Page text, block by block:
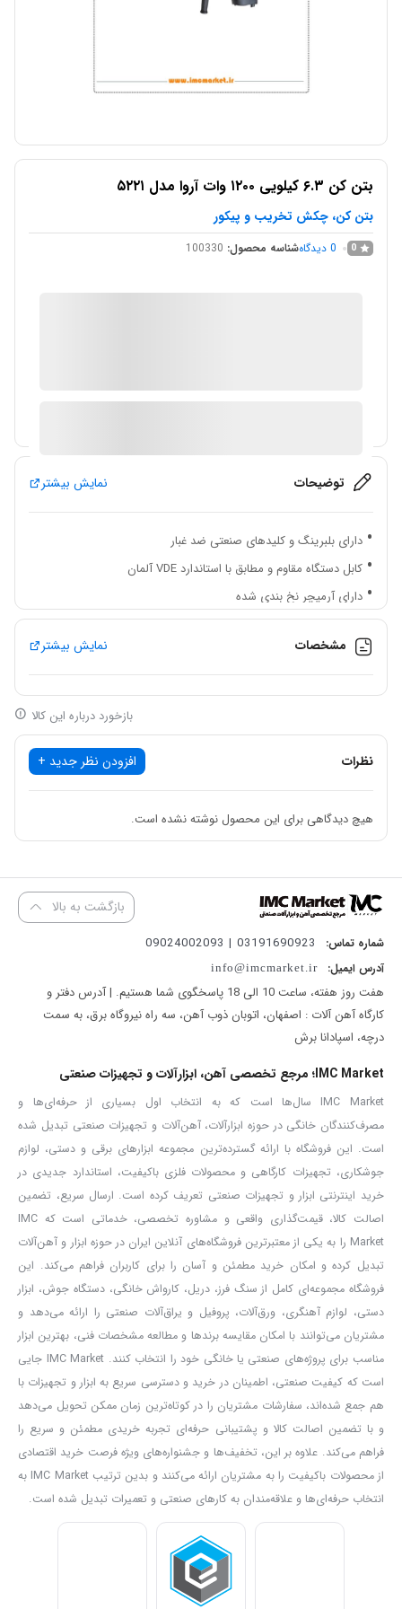
بتن کن ۶.۳ کیلویی ۱۲۰۰ وات آروا مدل ۵۲۲۱
بتن کن، چکش تخریب و پیکور
0
0 دیدگاهشناسه محصول: 100330
توضیحات نمایش بیشتر
دارای بلبرینگ و کلیدهای صنعتی ضد غبار
کابل دستگاه مقاوم و مطابق با استاندارد VDE آلمان
دارای آرمیچر نخ بندی شده
دارای دنده های سخت کاری شده
سیم پیچی استاندارد با محافظ در برابر دمای بالا
بالا بودن مقاومت اجزا داخلی و استفاده از بهترین آلیاژها
دارای کلید تنظیم سرعت چرخش
دارای دسته نرم و ارگونومیک
سیستم ضد لرزش کارآمد
دارای بدنه مقاوم و مستحکم
دارای نشانگر اتمام ذغال
دارای نشانگر وصل بودن برق ورودی
بتن کن از جمله ابزارهایی است که به وسیله آن می توان کار تخریب و
ساختمانی استفاده کرد.دریل بتن کن آروا مدل ۵۲۲۱
از دسته محصولات
برقی است که وزن ۶.۳ کیلوگرم دارد. قدرت این دستگاه ۱۲۰۰ وات و قدرت
ابزار می توان در کارهای صنعتی استفاده کرد.
در ساخت قطعاتبتن کن آروا مدل ۵۲۲۱
از بهترین متریال ها استفاده
شده است. دنده های سخت کاری شده و کابل مقاوم با استاندارد VDE
آلمان مزیت مهمی است که در ساخت این مدل ازدریل بتن کنبه
کارگرفته شده است. قطعات مقاوم علاوه بر اینکه کیفیت کار را بالا می برند
باعث می شوند تا اجزای دستگاه در مدت زمان کم دچار فرسودگی نشود و
بتوان به صورت بلند مدت از آن استفاده کرد.
از دیگر مزیت های اینابزارسیم پیچی آرمیچر نخ بندی شده است. نخ
بندی کردن آرمیچر موجب می شود تا آرمیچر در برابر آسیب ها مقاوم
بماند. هر چقدر که آرمیچر در برابر این آسیب ها مقاوم تر باشد در کارایی و
بالا رفتن عمر دستگاه موثرتر است.
هنگام کار با بتن کن ها گرد و غبار و ذرات ریز به وجود می آیند و ممکن
است وارد دستگاه بشوند. استفاده از بلبرینگ ها و کلید های ضد غبار
موجب می شود؛ گرد و غبار و ذرات ریز معلق در هوا وقتی وارد دستگاه می
شوند به بلبرینگ و کلید ها آسیبی وارد نکنند. سیستم قلم گیر دربتن کن
مدل ۵۲۲۱
، پنج شیار (SDS MAX) است که به خاطر وزن بالای این ابزار از
سیستم پنج شیار استفاده شده است.
ابزار هایی که لرزش دارند کیفیت و دقت کار را پایین می آورند. سیستم
بتن کن ۶.۳ کیلویی آروا ۵۲۲۱
مشخصات نمایش بیشتر
بازخورد درباره این کالا
نظرات افزودن نظر جدید +
هیچ دیدگاهی برای این محصول نوشته نشده است.
بازگشت به بالا
شماره تماس: 03191690923 | 09024002093
آدرس ایمیل: info@imcmarket.ir
هفت روز هفته، ساعت 10 الی 18 پاسخگوی شما هستیم. | آدرس دفتر و
کارگاه آهن آلات : اصفهان، اتوبان ذوب آهن، سه راه نیروگاه برق، به سمت
درچه، اسپادانا برش
IMC Market؛ مرجع تخصصی آهن، ابزارآلات و تجهیزات صنعتی
IMC Market سال‌ها است که به انتخاب اول بسیاری از حرفه‌ای‌ها و
مصرف‌کنندگان خانگی در حوزه ابزارآلات، آهن‌آلات و تجهیزات صنعتی تبدیل شده
است. این فروشگاه با ارائه گسترده‌ترین مجموعه ابزارهای برقی و دستی، لوازم
جوشکاری، تجهیزات کارگاهی و محصولات فلزی باکیفیت، استاندارد جدیدی در
خرید اینترنتی ابزار و تجهیزات صنعتی تعریف کرده است. ارسال سریع، تضمین
اصالت کالا، قیمت‌گذاری واقعی و مشاوره تخصصی، خدماتی است که IMC
Market را به یکی از معتبرترین فروشگاه‌های آنلاین ایران در حوزه ابزار و آهن‌آلات
تبدیل کرده و امکان خرید مطمئن و آسان را برای کاربران فراهم می‌کند. این
فروشگاه مجموعه‌ای کامل از سنگ فرز، دریل، کارواش خانگی، دستگاه جوش، ابزار
دستی، لوازم آهنگری، ورق‌آلات، پروفیل و یراق‌آلات صنعتی را ارائه می‌دهد و
مشتریان می‌توانند با امکان مقایسه برندها و مطالعه مشخصات فنی، بهترین ابزار
مناسب برای پروژه‌های صنعتی یا خانگی خود را انتخاب کنند. IMC Market جایی
است که کیفیت صنعتی، اطمینان در خرید و دسترسی سریع به ابزار و تجهیزات با
هم جمع شده‌اند، سفارشات مشتریان را در کوتاه‌ترین زمان ممکن تحویل می‌دهد
و با تضمین اصالت کالا و پشتیبانی حرفه‌ای تجربه خریدی مطمئن و سریع را
فراهم می‌کند. علاوه بر این، تخفیف‌ها و جشنواره‌های ویژه فرصت خرید اقتصادی
از محصولات باکیفیت را به مشتریان ارائه می‌کنند و بدین ترتیب IMC Market به
انتخاب حرفه‌ای‌ها و علاقه‌مندان به کارهای صنعتی و تعمیرات تبدیل شده است.